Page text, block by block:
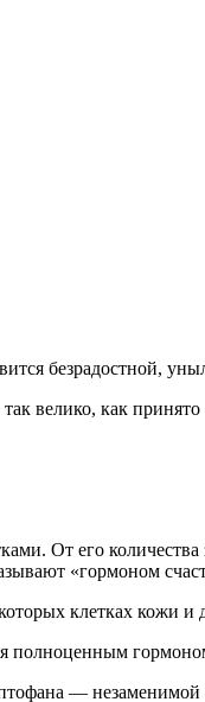
безрадостной,
велико, как принято
От его
«гормоном
клетках кожи и
полноценным
—